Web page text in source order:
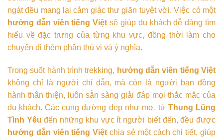
ngát đều mang lại cảm giác thư giãn tuyệt vời. Việc có một
hướng dẫn viên tiếng Việt sẽ giúp du khách dễ dàng tìm
hiểu về đặc trưng của từng khu vực, đồng thời làm cho
chuyến đi thêm phần thú vị và ý nghĩa.
Trong suốt hành trình trekking, hướng dẫn viên tiếng Việt
không chỉ là người chỉ dẫn, mà còn là người bạn đồng
hành thân thiện, luôn sẵn sàng giải đáp mọi thắc mắc của
du khách. Các cung đường đẹp như mơ, từ Thung Lũng
Tình Yêu đến những khu vực ít người biết đến, đều được
hướng dẫn viên tiếng Việt chia sẻ một cách chi tiết, giúp